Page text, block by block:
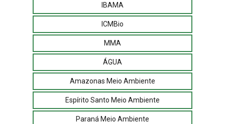
IBAMA
ICMBio
MMA
ÁGUA
Amazonas Meio Ambiente
Espírito Santo Meio Ambiente
Paraná Meio Ambiente